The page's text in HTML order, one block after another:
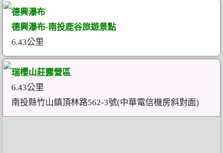
德興瀑布
德興瀑布-南投鹿谷旅遊景點
6.43公里
瑞櫻山莊露營區
6.43公里
南投縣竹山鎮頂林路562-3號(中華電信機房斜對面)